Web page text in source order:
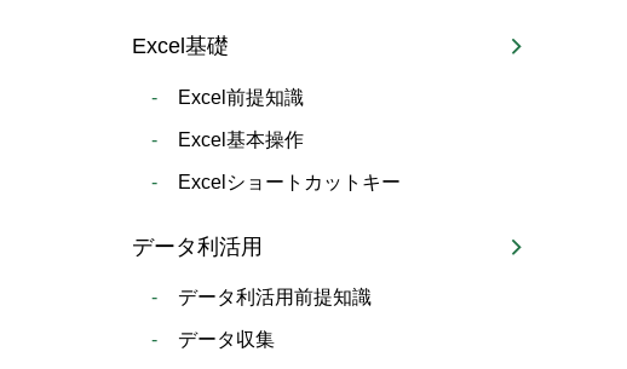
Excel基礎
Excel前提知識
Excel基本操作
Excelショートカットキー
データ利活用
データ利活用前提知識
データ収集